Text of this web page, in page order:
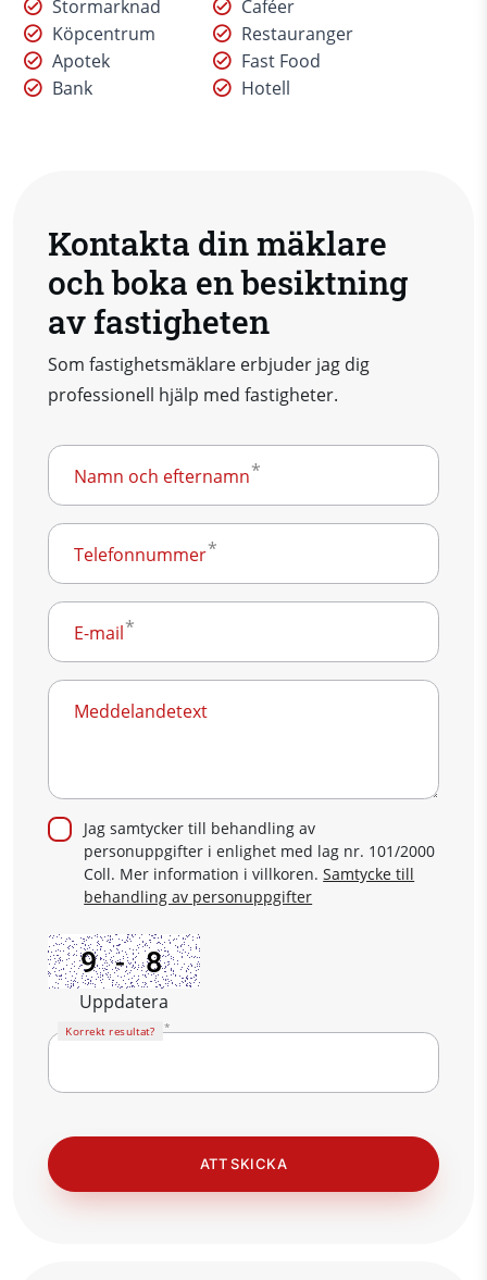
Stormarknad
Köpcentrum
Apotek
Bank
Caféer
Restauranger
Fast Food
Hotell
Kontakta din mäklare
och boka en besiktning
av fastigheten
Som fastighetsmäklare erbjuder jag dig
professionell hjälp med fastigheter.
Namn och efternamn
Telefonnummer
E-mail
Meddelandetext
Jag samtycker till behandling av
personuppgifter i enlighet med lag nr. 101/2000
Coll. Mer information i villkoren.Samtycke till
behandling av personuppgifter
Uppdatera
Korrekt resultat?